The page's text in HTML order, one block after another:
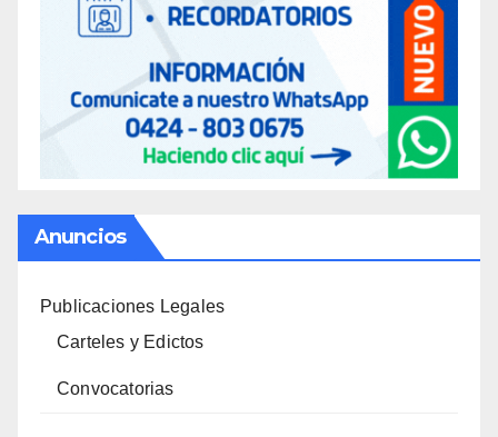
Anuncios
Publicaciones Legales
Carteles y Edictos
Convocatorias